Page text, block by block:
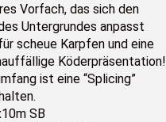
Vorfach, das sich den
Untergrundes anpasst
scheue Karpfen und eine
Köderpräsentation!
ist eine “Splicing”
SB